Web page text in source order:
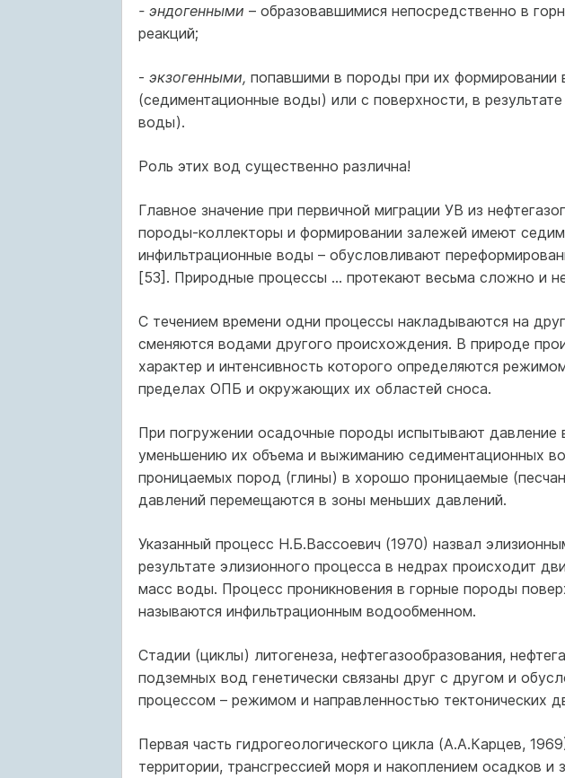
- эндогенными – образовавшимися непосредственно в
реакций;
- экзогенными, попавшими в породы при их формировании
(седиментационные воды) или с поверхности, в
воды).
Роль этих вод существенно различна!
Главное значение при первичной миграции УВ из
породы-коллекторы и формировании залежей имеют
инфильтрационные воды – обусловливают
[53]. Природные процессы … протекают весьма сложно и
С течением времени одни процессы накладываются на
сменяются водами другого происхождения. В природе
характер и интенсивность которого определяются
пределах ОПБ и окружающих их областей сноса.
При погружении осадочные породы испытывают
уменьшению их объема и выжиманию седиментационных
проницаемых пород (глины) в хорошо проницаемые
давлений перемещаются в зоны меньших давлений.
Указанный процесс Н.Б.Вассоевич (1970) назвал
результате элизионного процесса в недрах происходит
масс воды. Процесс проникновения в горные породы
называются инфильтрационным водообменном.
Стадии (циклы) литогенеза, нефтегазообразования,
подземных вод генетически связаны друг с другом и
процессом – режимом и направленностью тектонических
Первая часть гидрогеологического цикла (А.А.Карцев,
территории, трансгрессией моря и накоплением осадков и